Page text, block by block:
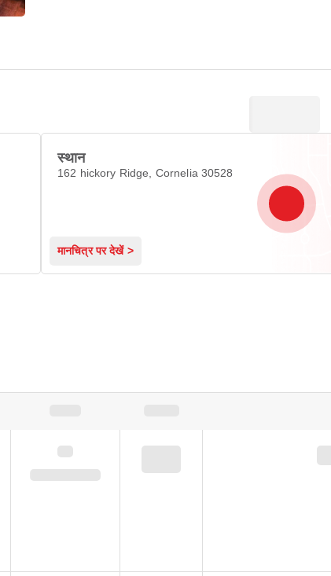
स्थान
162 hickory Ridge, Cornelia 30528
मानचित्र पर देखें >